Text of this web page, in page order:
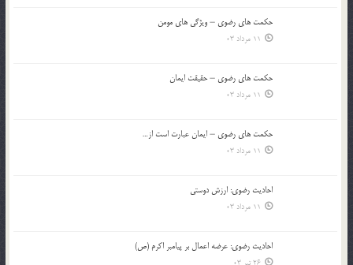
حکمت های رضوی – ویژگی های مومن
11 مرداد 03
حکمت های رضوی – حقیقت ایمان
11 مرداد 03
حکمت های رضوی – ایمان عبارت است از…
11 مرداد 03
احادیث رضوی: ارزش دوستی
11 مرداد 03
احادیث رضوی: عرضه اعمال بر پیامبر اکرم (ص)